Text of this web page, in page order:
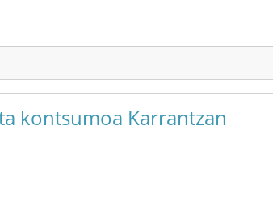
kontsumoa Karrantzan